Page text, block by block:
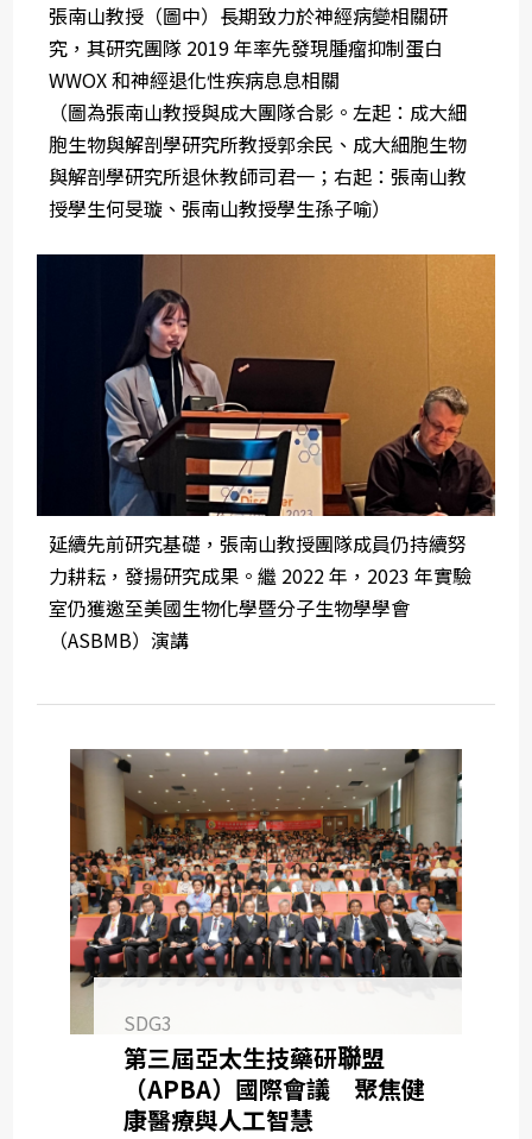
張南山教授（圖中）長期致力於神經病變相關研
究，其研究團隊 2019 年率先發現腫瘤抑制蛋白
WWOX 和神經退化性疾病息息相關
（圖為張南山教授與成大團隊合影。左起：成大細
胞生物與解剖學研究所教授郭余民、成大細胞生物
與解剖學研究所退休教師司君一；右起：張南山教
授學生何旻璇、張南山教授學生孫子喻）
延續先前研究基礎，張南山教授團隊成員仍持續努
力耕耘，發揚研究成果。繼 2022 年，2023 年實驗
室仍獲邀至美國生物化學暨分子生物學學會
（ASBMB）演講
SDG3
第三屆亞太生技藥研聯盟
（APBA）國際會議 聚焦健
康醫療與人工智慧